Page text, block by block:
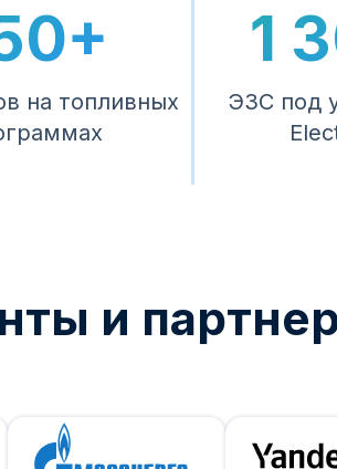
на топливных
1
ЭЗС под
и